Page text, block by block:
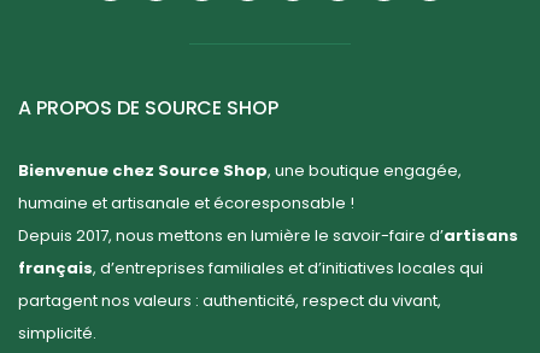
A PROPOS DE SOURCE SHOP
Bienvenue chez Source Shop, une boutique engagée,
humaine et artisanale et écoresponsable !
Depuis 2017, nous mettons en lumière le savoir-faire d’artisans
français, d’entreprises familiales et d’initiatives locales qui
partagent nos valeurs : authenticité, respect du vivant,
simplicité.